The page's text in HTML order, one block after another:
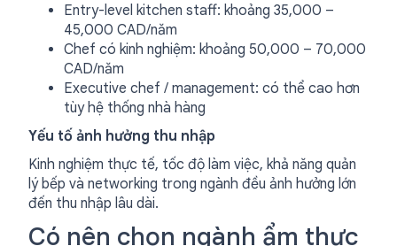
Entry-level kitchen staff: khoảng 35,000 –
45,000 CAD/năm
Chef có kinh nghiệm: khoảng 50,000 – 70,000
CAD/năm
Executive chef / management: có thể cao hơn
tùy hệ thống nhà hàng
Yếu tố ảnh hưởng thu nhập
Kinh nghiệm thực tế, tốc độ làm việc, khả năng quản
lý bếp và networking trong ngành đều ảnh hưởng lớn
đến thu nhập lâu dài.
Có nên chọn ngành ẩm thực